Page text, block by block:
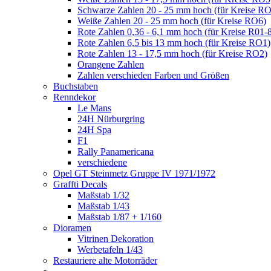
Schwarze Zahlen 20 - 25 mm hoch (für Kreise
Weiße Zahlen 20 - 25 mm hoch (für Kreise RO6)
Rote Zahlen 0,36 - 6,1 mm hoch (für Kreise R01-
Rote Zahlen 6,5 bis 13 mm hoch (für Kreise RO1)
Rote Zahlen 13 - 17,5 mm hoch (für Kreise RO2)
Orangene Zahlen
Zahlen verschieden Farben und Größen
Buchstaben
Renndekor
Le Mans
24H Nürburgring
24H Spa
F1
Rally Panamericana
verschiedene
Opel GT Steinmetz Gruppe IV 1971/1972
Graffti Decals
Maßstab 1/32
Maßstab 1/43
Maßstab 1/87 + 1/160
Dioramen
Vitrinen Dekoration
Werbetafeln 1/43
Restauriere alte Motorräder